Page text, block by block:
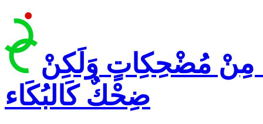
مِنْ مُضْحِكِاتٍ وَلَكِنْ
ضِحْكٌ كَالبُكَاء